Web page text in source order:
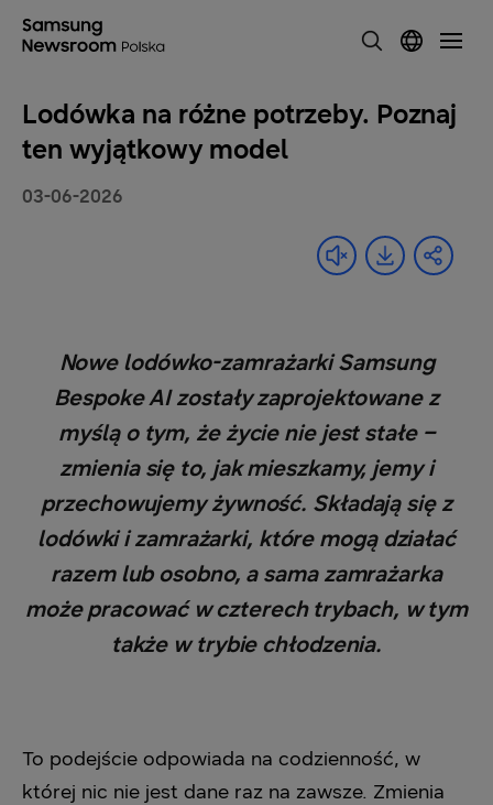
Lodówka na różne potrzeby. Poznaj
ten wyjątkowy model
03-06-2026
Nowe lodówko-zamrażarki Samsung
Bespoke AI zostały zaprojektowane z
myślą o tym, że życie nie jest stałe –
zmienia się to, jak mieszkamy, jemy i
przechowujemy żywność. Składają się z
lodówki i zamrażarki, które mogą działać
razem lub osobno, a sama zamrażarka
może pracować w czterech trybach, w tym
także w trybie chłodzenia.
To podejście odpowiada na codzienność, w
której nic nie jest dane raz na zawsze. Zmienia